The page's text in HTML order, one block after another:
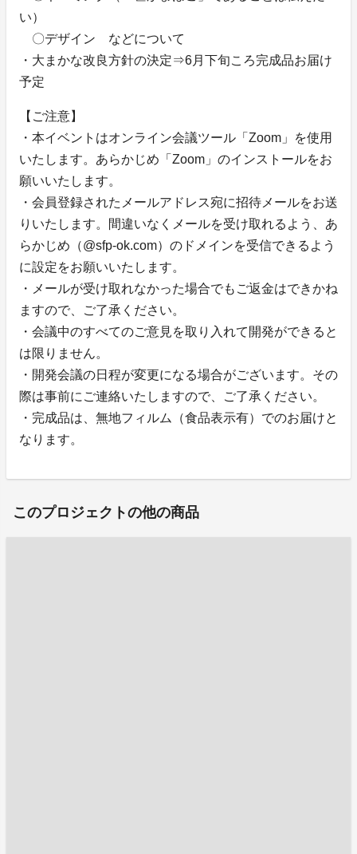
い）
〇デザイン などについて
・大まかな改良方針の決定⇒6月下旬ころ完成品お届け
予定
【ご注意】
・本イベントはオンライン会議ツール「Zoom」を使用
いたします。あらかじめ「Zoom」のインストールをお
願いいたします。
・会員登録されたメールアドレス宛に招待メールをお送
りいたします。間違いなくメールを受け取れるよう、あ
らかじめ（@sfp-ok.com）のドメインを受信できるよう
に設定をお願いいたします。
・メールが受け取れなかった場合でもご返金はできかね
ますので、ご了承ください。
・会議中のすべてのご意見を取り入れて開発ができると
は限りません。
・開発会議の日程が変更になる場合がございます。その
際は事前にご連絡いたしますので、ご了承ください。
・完成品は、無地フィルム（食品表示有）でのお届けと
なります。
このプロジェクトの他の商品